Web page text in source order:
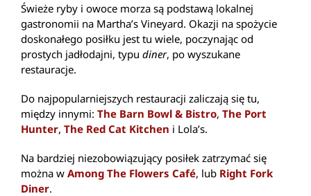
Świeże ryby i owoce morza są podstawą lokalnej
gastronomii na Martha’s Vineyard. Okazji na spożycie
doskonałego posiłku jest tu wiele, poczynając od
prostych jadłodajni, typu diner, po wyszukane
restauracje.
Do najpopularniejszych restauracji zaliczają się tu,
między innymi: The Barn Bowl & Bistro, The Port
Hunter, The Red Cat Kitchen i Lola’s.
Na bardziej niezobowiązujący posiłek zatrzymać się
można w Among The Flowers Café, lub Right Fork
Diner.